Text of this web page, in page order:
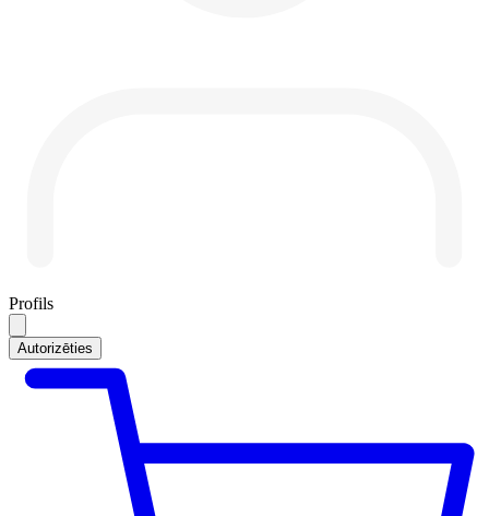
Profils
Autorizēties